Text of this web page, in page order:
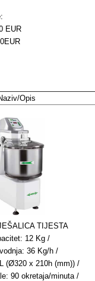
EUR
Opis
TIJESTA
12 Kg /
36 Kg/h /
(Ø320 x 210h (mm)) /
90 okretaja/minuta /